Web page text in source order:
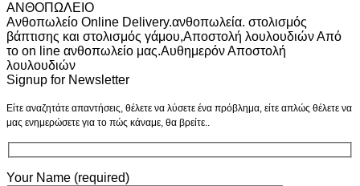
ΑΝΘΟΠΩΛΕΙΟ
Ανθοπωλείο Online Delivery.ανθοπωλεία. στολισμός
βάπτισης και στολισμός γάμου,Αποστολή λουλουδιών Από
το on line ανθοπωλείο μας.Αυθημερόν Αποστολή
λουλουδιών
Signup for Newsletter
Είτε αναζητάτε απαντήσεις, θέλετε να λύσετε ένα πρόβλημα, είτε απλώς θέλετε να
μας ενημερώσετε για το πώς κάναμε, θα βρείτε..
Your Name (required)